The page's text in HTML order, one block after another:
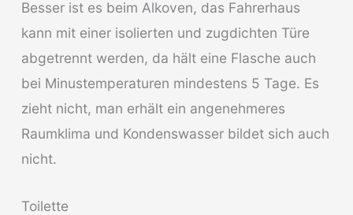
Besser ist es beim Alkoven, das Fahrerhaus
kann mit einer isolierten und zugdichten Türe
abgetrennt werden, da hält eine Flasche auch
bei Minustemperaturen mindestens 5 Tage. Es
zieht nicht, man erhält ein angenehmeres
Raumklima und Kondenswasser bildet sich auch
nicht.
Toilette